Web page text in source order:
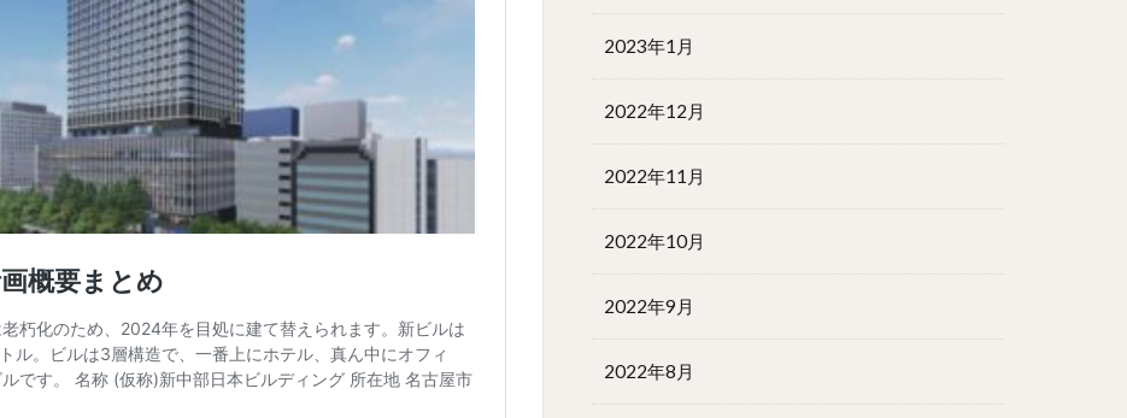
2023年1月
2022年12月
2022年11月
2022年10月
2022年9月
2022年8月